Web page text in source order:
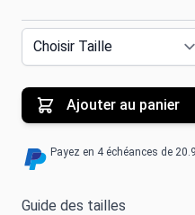
Ajouter au panier
Payez en 4 échéances de
Guide des tailles